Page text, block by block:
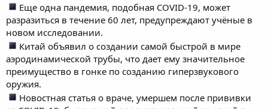
Еще одна пандемия, подобная COVID-19, может
разразиться в течение 60 лет, предупреждают учёные в
новом исследовании.
Китай объявил о создании самой быстрой в мире
аэродинамической трубы, что дает ему значительное
преимущество в гонке по созданию гиперзвукового
оружия.
Новостная статья о враче, умершем после прививки